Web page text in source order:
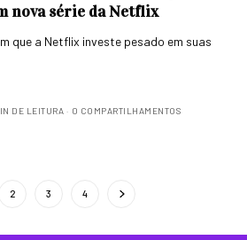
nova série da Netflix
que a Netflix investe pesado em suas
DE LEITURA 0 COMPARTILHAMENTOS
2 3 4